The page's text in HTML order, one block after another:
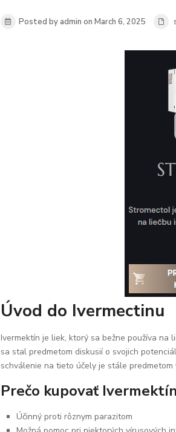
Posted by admin on March 6, 2025
Úvod do Ivermectinu
Ivermektín je liek, ktorý sa bežne používa
sa stal predmetom diskusií o svojich
schválenie na tieto účely je stále predmetom
Prečo kupovať
Účinný proti rôznym parazitom